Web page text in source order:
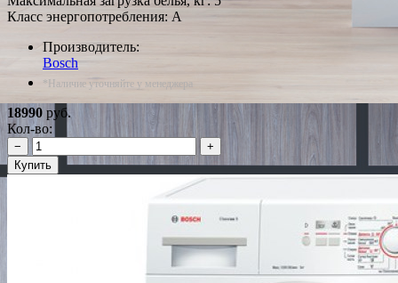
Класс энергопотребления: A
Производитель:
Bosch
*Наличие уточняйте у менеджера
18990 руб.
Кол-во:
−
+
Купить